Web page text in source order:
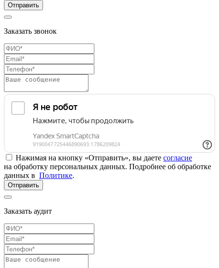
Отправить
Заказать звонок
Нажимая на кнопку «Отправить», вы даете согласие
на обработку персональных данных. Подробнее об обработке
данных в Политике.
Отправить
Заказать аудит